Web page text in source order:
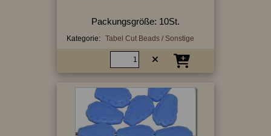
Packungsgröße: 10St.
Kategorie: Tabel Cut Beads / Sonstige